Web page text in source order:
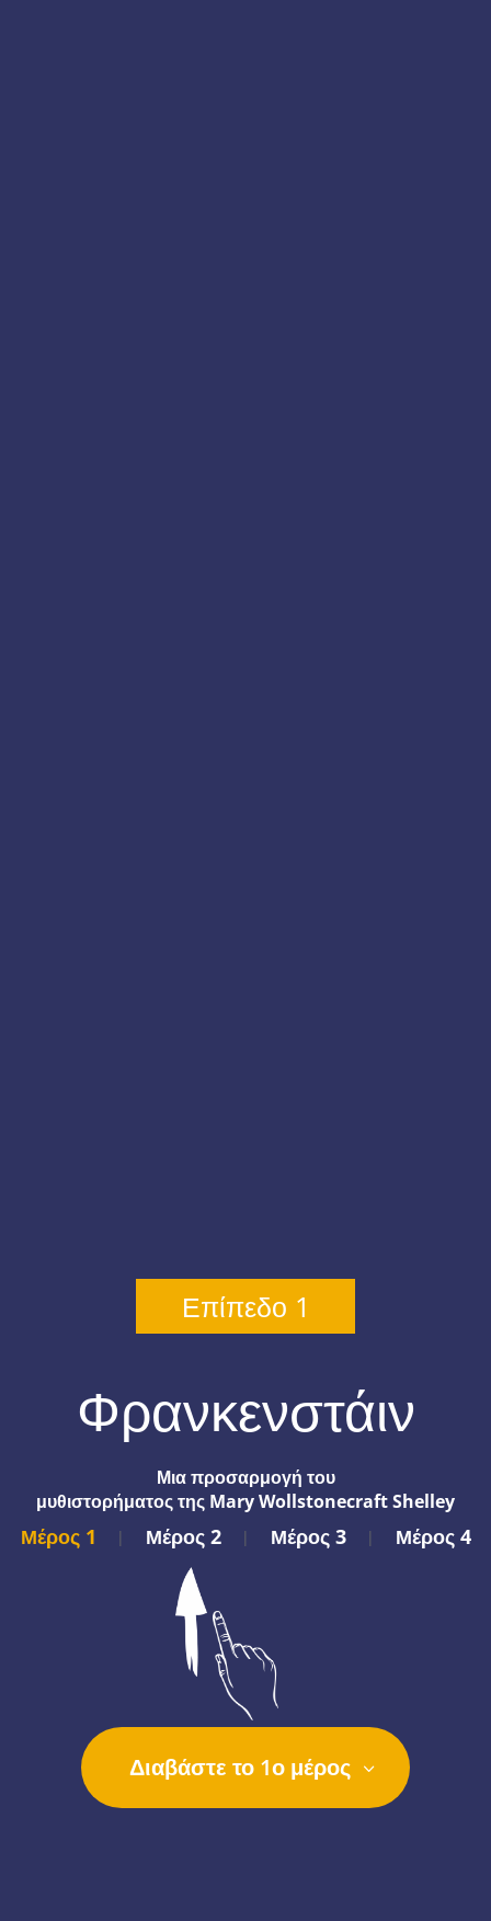
Επίπεδο 1
Φρανκενστάιν
Μια προσαρμογή του
μυθιστορήματος της Mary Wollstonecraft Shelley
Μέρος 1 | Μέρος 2 | Μέρος 3 | Μέρος 4
Διαβάστε το 1ο μέρος